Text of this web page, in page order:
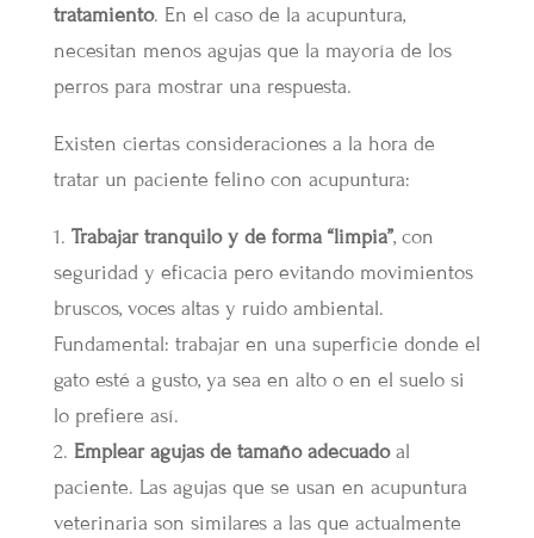
tratamiento. En el caso de la acupuntura,
necesitan menos agujas que la mayoría de los
perros para mostrar una respuesta.
Existen ciertas consideraciones a la hora de
tratar un paciente felino con acupuntura:
1. Trabajar tranquilo y de forma “limpia”, con
seguridad y eficacia pero evitando movimientos
bruscos, voces altas y ruido ambiental.
Fundamental: trabajar en una superficie donde el
gato esté a gusto, ya sea en alto o en el suelo si
lo prefiere así.
2. Emplear agujas de tamaño adecuadoal
paciente. Las agujas que se usan en acupuntura
veterinaria son similares a las que actualmente